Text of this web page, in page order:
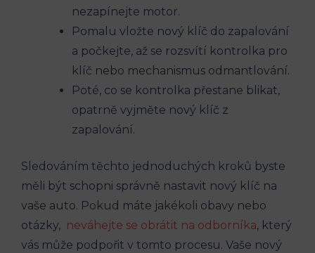
nezapínejte motor.
Pomalu vložte nový klíč do zapalování
a počkejte, až se rozsvítí‍ kontrolka pro
⁤klíč‍ nebo mechanismus ⁤odmantlování.
Poté,⁤ co⁣ se kontrolka přestane blikat,
opatrně vyjměte nový klíč z
zapalování.
Sledováním těchto jednoduchých‌ kroků byste⁣
měli být ⁢schopni správně ⁢nastavit nový ‌klíč na
vaše auto. Pokud máte jakékoli obavy nebo
otázky, ⁢ neváhejte⁢ se obrátit na odborníka, který
vás může podpořit v tomto‌ procesu. Vaše⁤ nový